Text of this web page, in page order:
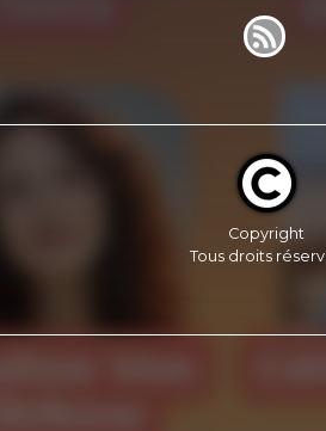
Copyright
Tous droits